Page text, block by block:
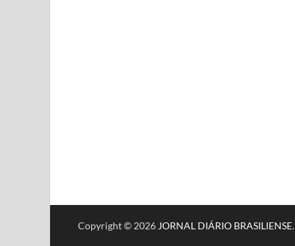
Copyright © 2026JORNAL DIÁRIO BRASILIENSE.